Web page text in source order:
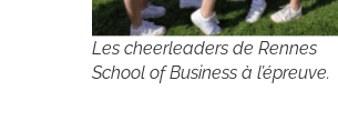
Les cheerleaders de Rennes
School of Business à l’épreuve.